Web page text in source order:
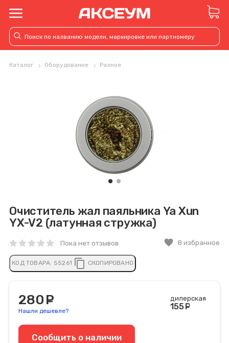
Каталог Оборудование Разное
Очиститель жал паяльника Ya Xun
YX-V2 (латунная стружка)
Пока нет отзывов favorite В избранное
КОД ТОВАРА: 55261 content_copy СКОПИРОВАНО
280
Нашли дешевле?
дилерская
155
Сообщить o наличии